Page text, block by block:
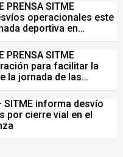
PRENSA SITME
operacionales este
deportiva en
PRENSA SITME
para facilitar la
la jornada de las
26 de julio
SITME informa desvío
por cierre vial en el